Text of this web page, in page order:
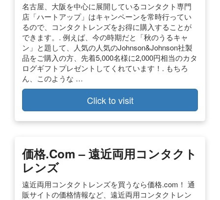
名古屋、大阪を中心に展開しているコンタクト専門
店「ハートアップ」はキャンペーンを常時行ってい
るので、コンタクトレンズをお得に購入することが
できます。. 例えば、今の時期だと「秋のうるキャ
ン」と題して、人気の人気のJohnson&Johnson社製
品をご購入の方、先着5,000名様に2,000円相当のカタ
ログギフトプレゼントしてくれています！. もちろ
ん、このような …
Click to visit
価格.com – 遠近両用コンタクト
レンズ
遠近両用コンタクトレンズを買うなら価格.com！ 通
販サイトの価格情報など、遠近両用コンタクトレン